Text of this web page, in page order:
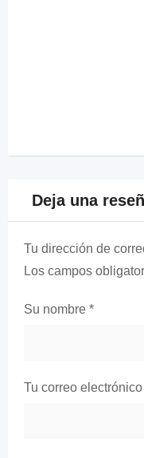
Deja una
Tu dirección de
Los campos
Su nombre *
Tu correo electrónico